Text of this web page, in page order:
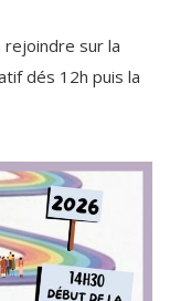
rejoindre sur la
dés 12h puis la